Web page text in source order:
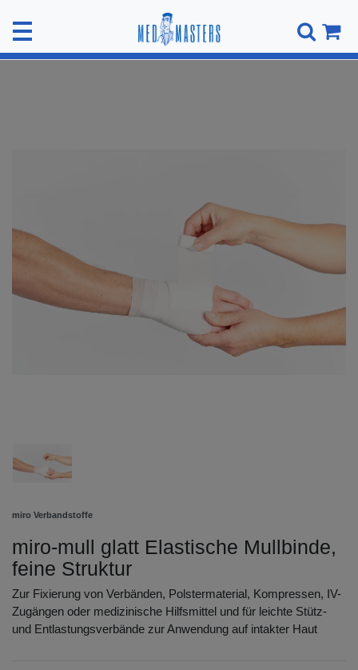
miro Verbandstoffe
miro-mull glatt Elastische Mullbinde,
feine Struktur
Zur Fixierung von Verbänden, Polstermaterial, Kompressen, IV-
Zugängen oder medizinische Hilfsmittel und für leichte Stütz-
und Entlastungsverbände zur Anwendung auf intakter Haut